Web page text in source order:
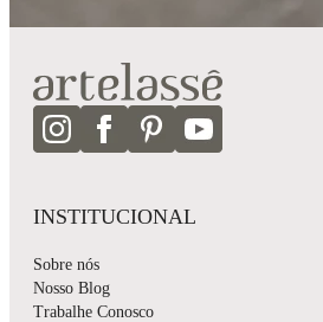
INSTITUCIONAL
Sobre nós
Nosso Blog
Trabalhe Conosco